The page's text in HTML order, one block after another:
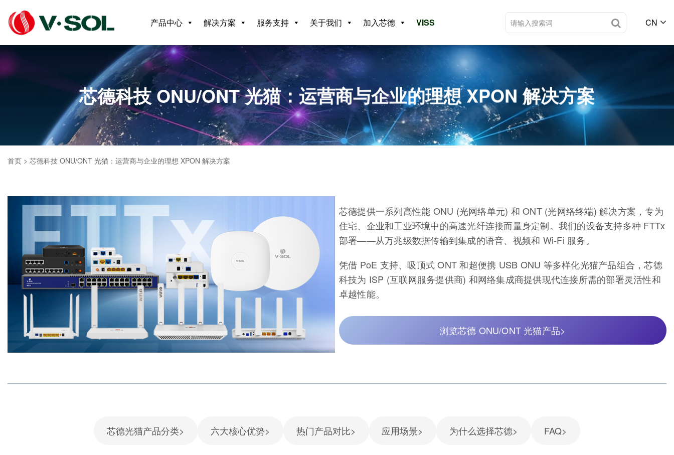
产品中心 解决方案 服务支持 关于我们 加入芯德 VISS CN
芯德科技 ONU/ONT 光猫：运营商与企业的理想 XPON 解决方案
首页 > 芯德科技 ONU/ONT 光猫：运营商与企业的理想 XPON 解决方案
芯德提供一系列高性能 ONU (光网络单元) 和 ONT (光网络终端) 解决方案，专为
住宅、企业和工业环境中的高速光纤连接而量身定制。我们的设备支持多种 FTTx
部署——从万兆级数据传输到集成的语音、视频和 Wi-Fi 服务。
凭借 PoE 支持、吸顶式 ONT 和超便携 USB ONU 等多样化光猫产品组合，芯德
科技为 ISP (互联网服务提供商) 和网络集成商提供现代连接所需的部署灵活性和
卓越性能。
浏览芯德 ONU/ONT 光猫产品>
芯德光猫产品分类> 六大核心优势> 热门产品对比> 应用场景> 为什么选择芯德> FAQ>